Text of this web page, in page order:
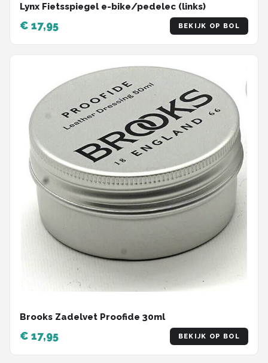
Lynx Fietsspiegel e-bike/pedelec (links)
€ 17,95 BEKIJK OP BOL
Brooks Zadelvet Proofide 30ml
€ 17,95 BEKIJK OP BOL